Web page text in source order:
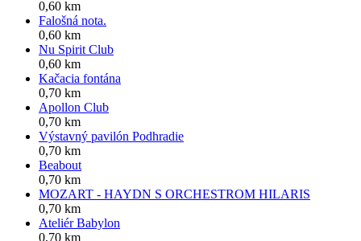
0,60 km
Falošná nota.
0,60 km
Nu Spirit Club
0,60 km
Kačacia fontána
0,70 km
Apollon Club
0,70 km
Výstavný pavilón Podhradie
0,70 km
Beabout
0,70 km
MOZART - HAYDN S ORCHESTROM HILARIS
0,70 km
Ateliér Babylon
0,70 km